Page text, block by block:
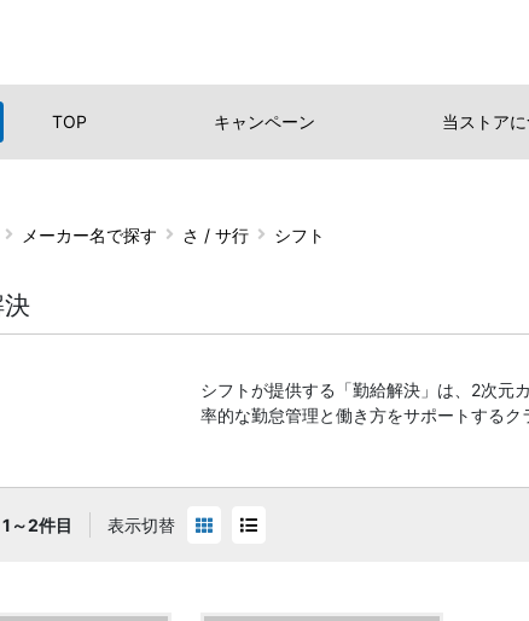
TOP キャンペーン 当ストアに
メーカー名で探す さ / サ行 シフト
シフトが提供する「勤給解決」は、2次元
率的な勤怠管理と働き方をサポートするク
1～2件目 表示切替